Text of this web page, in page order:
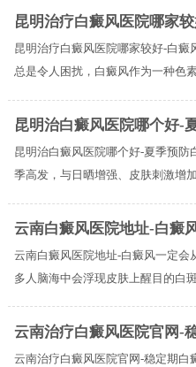
昆明治疗白癜风医院哪家
昆明治疗白癜风医院哪家较好-白
总是令人困扰，白癜风作为一种色
昆明治白癜风医院哪个好-
昆明治白癜风医院哪个好-夏季预
季高发，与日晒增强、皮肤刺激增
云南白癜风医院地址-白癜
云南白癜风医院地址-白癜风一定会
多人脑海中会浮现皮肤上醒目的白斑
云南治疗白癜风医院官网-
云南治疗白癜风医院官网-稳定期白